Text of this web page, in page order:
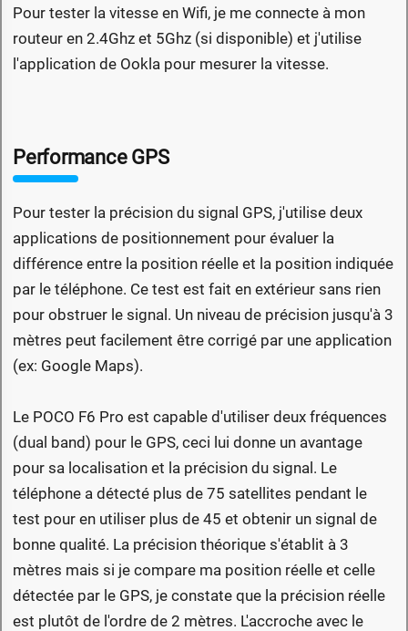
Pour tester la vitesse en Wifi, je me connecte à mon
routeur en 2.4Ghz et 5Ghz (si disponible) et j'utilise
l'application de Ookla pour mesurer la vitesse.
Performance GPS
Pour tester la précision du signal GPS, j'utilise deux
applications de positionnement pour évaluer la
différence entre la position réelle et la position indiquée
par le téléphone. Ce test est fait en extérieur sans rien
pour obstruer le signal. Un niveau de précision jusqu'à 3
mètres peut facilement être corrigé par une application
(ex: Google Maps).
Le POCO F6 Pro est capable d'utiliser deux fréquences
(dual band) pour le GPS, ceci lui donne un avantage
pour sa localisation et la précision du signal. Le
téléphone a détecté plus de 75 satellites pendant le
test pour en utiliser plus de 45 et obtenir un signal de
bonne qualité. La précision théorique s'établit à 3
mètres mais si je compare ma position réelle et celle
détectée par le GPS, je constate que la précision réelle
est plutôt de l'ordre de 2 mètres. L'accroche avec le